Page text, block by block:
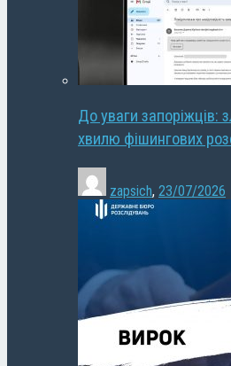
До уваги запоріжців:
хвилю фішингових
zapsich, 23/07/2026